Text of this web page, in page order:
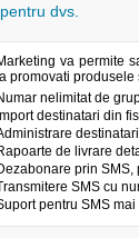
dvs.
va permite
promovati
nelimitat de
Import destinatari din
de livrare
prin
SMS cu
pentru SMS